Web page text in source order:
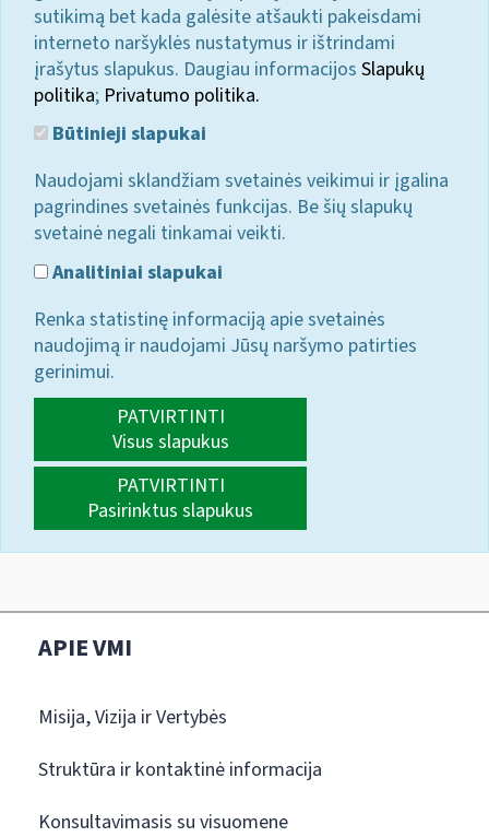
sutikimą bet kada galėsite atšaukti pakeisdami
interneto naršyklės nustatymus ir ištrindami
įrašytus slapukus. Daugiau informacijos Slapukų
politika; Privatumo politika.
Būtinieji slapukai
Naudojami sklandžiam svetainės veikimui ir įgalina
pagrindines svetainės funkcijas. Be šių slapukų
svetainė negali tinkamai veikti.
Analitiniai slapukai
Renka statistinę informaciją apie svetainės
naudojimą ir naudojami Jūsų naršymo patirties
gerinimui.
PATVIRTINTI
Visus slapukus
PATVIRTINTI
Pasirinktus slapukus
APIE VMI
Misija, Vizija ir Vertybės
Struktūra ir kontaktinė informacija
Konsultavimasis su visuomene